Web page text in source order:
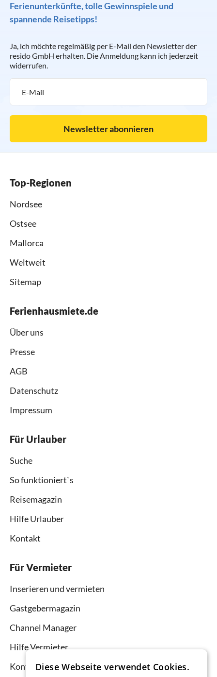
Ferienunterkünfte, tolle Gewinnspiele und
spannende Reisetipps!
Ja, ich möchte regelmäßig per E-Mail den Newsletter der
resido GmbH erhalten. Die Anmeldung kann ich jederzeit
widerrufen.
Newsletter abonnieren
Top-Regionen
Nordsee
Ostsee
Mallorca
Weltweit
Sitemap
Ferienhausmiete.de
Über uns
Presse
AGB
Datenschutz
Impressum
Für Urlauber
Suche
So funktioniert`s
Reisemagazin
Hilfe Urlauber
Kontakt
Für Vermieter
Inserieren und vermieten
Gastgebermagazin
Channel Manager
Hilfe Vermieter
KontaktDiese Webseite verwendet Cookies.